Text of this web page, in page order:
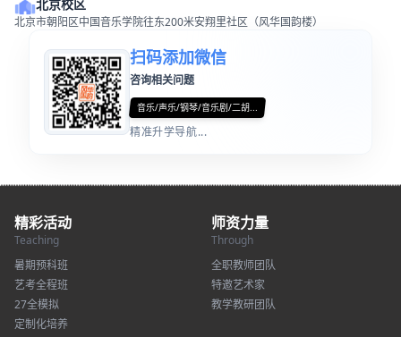
北京校区
北京市朝阳区中国音乐学院往东200米安翔里社区（风华国韵楼）
扫码添加微信
咨询相关问题
音乐/声乐/钢琴/音乐剧/二胡...
精准升学导航...
精彩活动
Teaching
暑期预科班
艺考全程班
27全模拟
定制化培养
师资力量
Through
全职教师团队
特邀艺术家
教学教研团队